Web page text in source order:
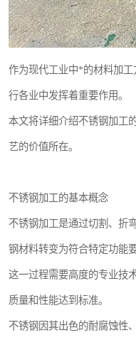
作为现代工业中*的材料加
行各业中发挥着重要作用。
本文将详细介绍不锈钢加工
艺的价值所在。
不锈钢加工的基本概念
不锈钢加工是通过切割、折
钢材料转变为符合特定功能
这一过程需要高度的专业技
质量和性能达到标准。
不锈钢因其出色的耐腐蚀性